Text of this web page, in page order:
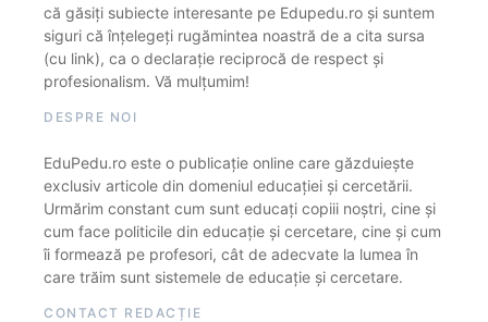
că găsiți subiecte interesante pe Edupedu.ro și suntem
siguri că înțelegeți rugămintea noastră de a cita sursa
(cu link), ca o declarație reciprocă de respect și
profesionalism. Vă mulțumim!
DESPRE NOI
EduPedu.ro este o publicație online care găzduiește
exclusiv articole din domeniul educației și cercetării.
Urmărim constant cum sunt educați copiii noștri, cine și
cum face politicile din educație și cercetare, cine și cum
îi formează pe profesori, cât de adecvate la lumea în
care trăim sunt sistemele de educație și cercetare.
CONTACT REDACȚIE